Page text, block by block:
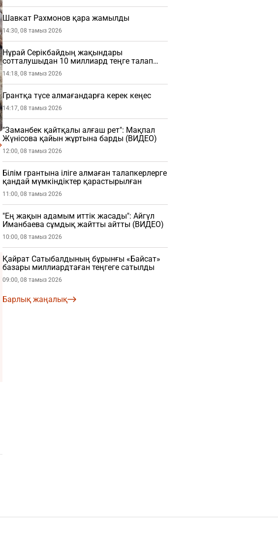
Шавкат Рахмонов қара жамылды
14:30, 08 тамыз 2026
Нұрай Серікбайдың жақындары
сотталушыдан 10 миллиард теңге талап
етті
14:18, 08 тамыз 2026
Грантқа түсе алмағандарға керек кеңес
14:17, 08 тамыз 2026
"Заманбек қайтқалы алғаш рет": Мақпал
Жүнісова қайын жұртына барды (ВИДЕО)
12:00, 08 тамыз 2026
Білім грантына іліге алмаған талапкерлерге
қандай мүмкіндіктер қарастырылған
11:00, 08 тамыз 2026
"Ең жақын адамым иттік жасады": Айгүл
Иманбаева сұмдық жайтты айтты (ВИДЕО)
10:00, 08 тамыз 2026
Қайрат Сатыбалдының бұрынғы «Байсат»
базары миллиардтаған теңгеге сатылды
09:00, 08 тамыз 2026
Барлық жаңалық